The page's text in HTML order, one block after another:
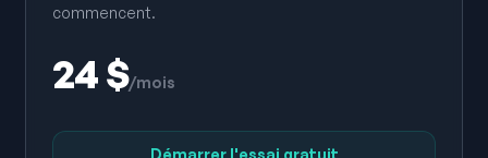
commencent.
24 $/mois
Démarrer l'essai gratuit